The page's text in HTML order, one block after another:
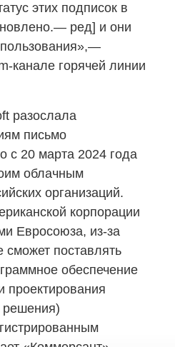
этих подписок в
ред] и они
канале горячей линии
разослала
письмо
c 20 марта 2024 года
облачным
организаций.
корпорации
Евросоюза, из-за
сможет поставлять
обеспечение
проектирования
решения)